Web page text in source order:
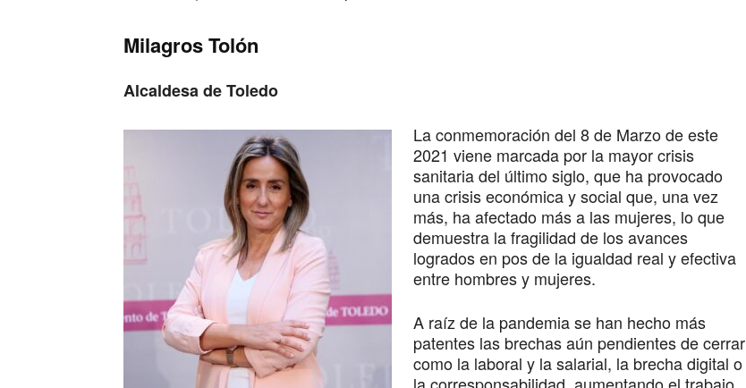
Milagros Tolón
Alcaldesa de Toledo
La conmemoración del 8 de Marzo de este
2021 viene marcada por la mayor crisis
sanitaria del último siglo, que ha provocado
una crisis económica y social que, una vez
más, ha afectado más a las mujeres, lo que
demuestra la fragilidad de los avances
logrados en pos de la igualdad real y efectiva
entre hombres y mujeres.
A raíz de la pandemia se han hecho más
patentes las brechas aún pendientes de cerrar
como la laboral y la salarial, la brecha digital o